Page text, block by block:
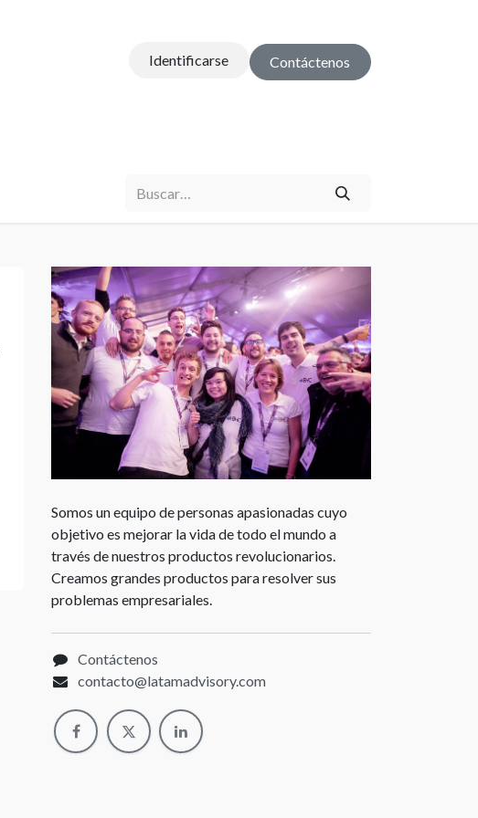
Identificarse Contáctenos
Somos un equipo de personas apasionadas cuyo
objetivo es mejorar la vida de todo el mundo a
través de nuestros productos revolucionarios.
Creamos grandes productos para resolver sus
problemas empresariales.
Contáctenos
contacto@latamadvisory.com